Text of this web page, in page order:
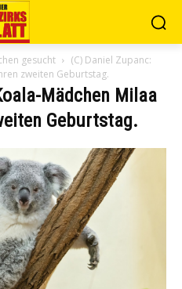
gesucht
(C) Daniel Zupanc:
zweiten Geburtstag.
Mädchen Milaa
Geburtstag.